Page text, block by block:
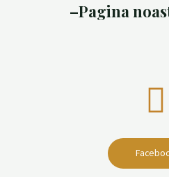
–Pagina